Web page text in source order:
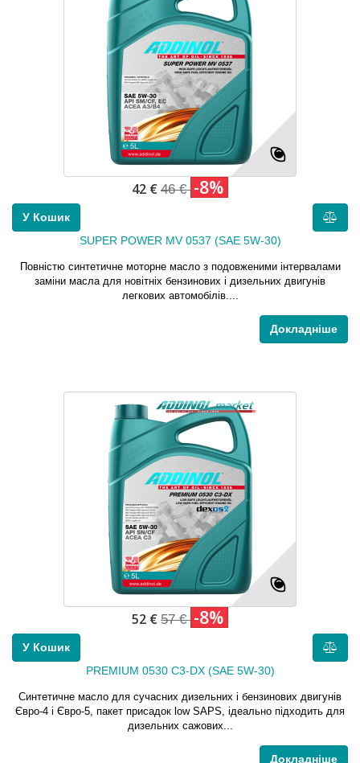
42 € 46 € -8%
У Кошик
SUPER POWER MV 0537 (SAE 5W-30)
Повністю синтетичне моторне масло з подовженими інтервалами
заміни масла для новітніх бензинових і дизельних двигунів
легкових автомобілів....
Докладніше
52 € 57 € -8%
У Кошик
PREMIUM 0530 C3-DX (SAE 5W-30)
Синтетичне масло для сучасних дизельних і бензинових двигунів
Євро-4 і Євро-5, пакет присадок low SAPS, ідеально підходить для
дизельних сажових...
Докладніше